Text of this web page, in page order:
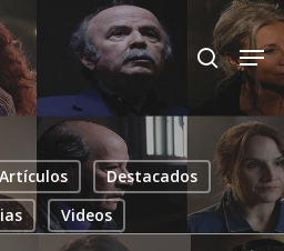
search
Artículos
Destacados
Videos
Close
Menu